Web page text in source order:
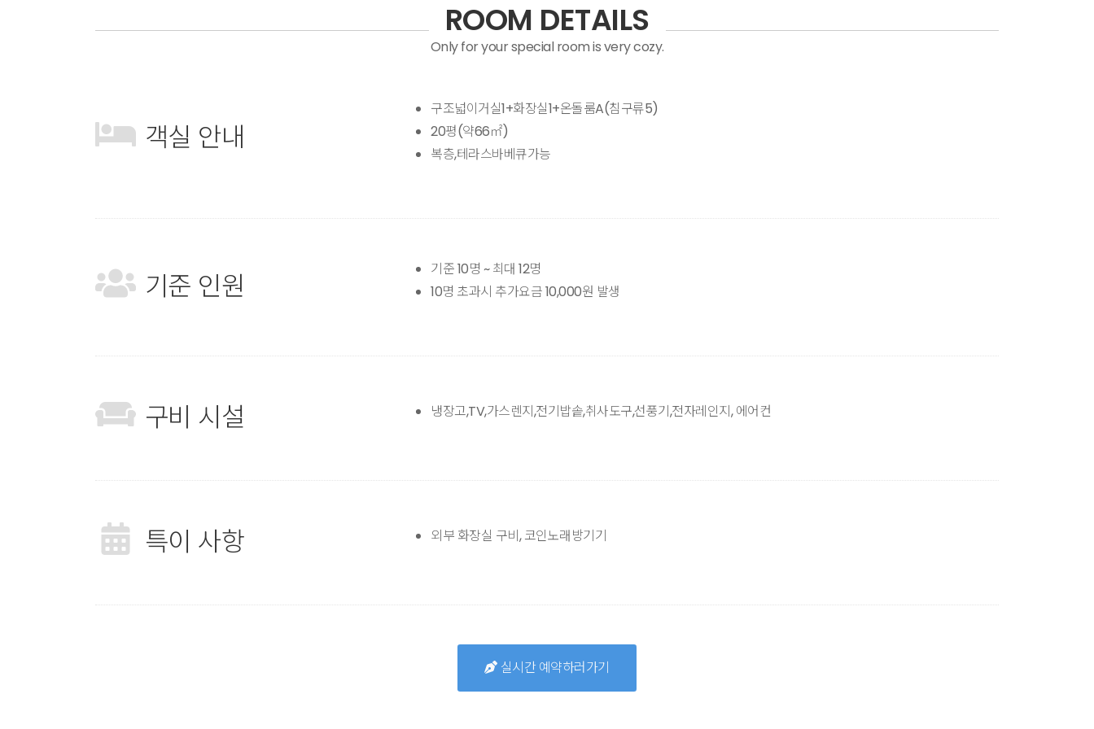
ROOM DETAILS
Only for your special room is very cozy.
객실 안내
구조넓이거실1+화장실1+온돌룸A(침구류5)
20평(약66㎡)
복층,테라스바베큐가능
기준 인원
기준 10명 ~ 최대 12명
10명 초과시 추가요금 10,000원 발생
구비 시설 냉장고,TV,가스렌지,전기밥솥,취사도구,선풍기,전자레인지, 에어컨
특이 사항 외부 화장실 구비, 코인노래방기기
실시간 예약하러가기